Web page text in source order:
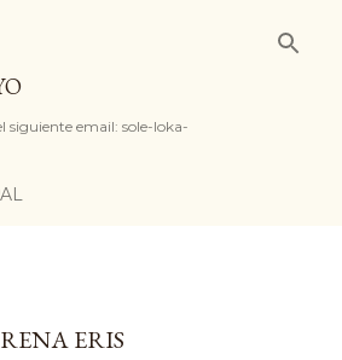
siguiente email: sole-loka-
ERIS